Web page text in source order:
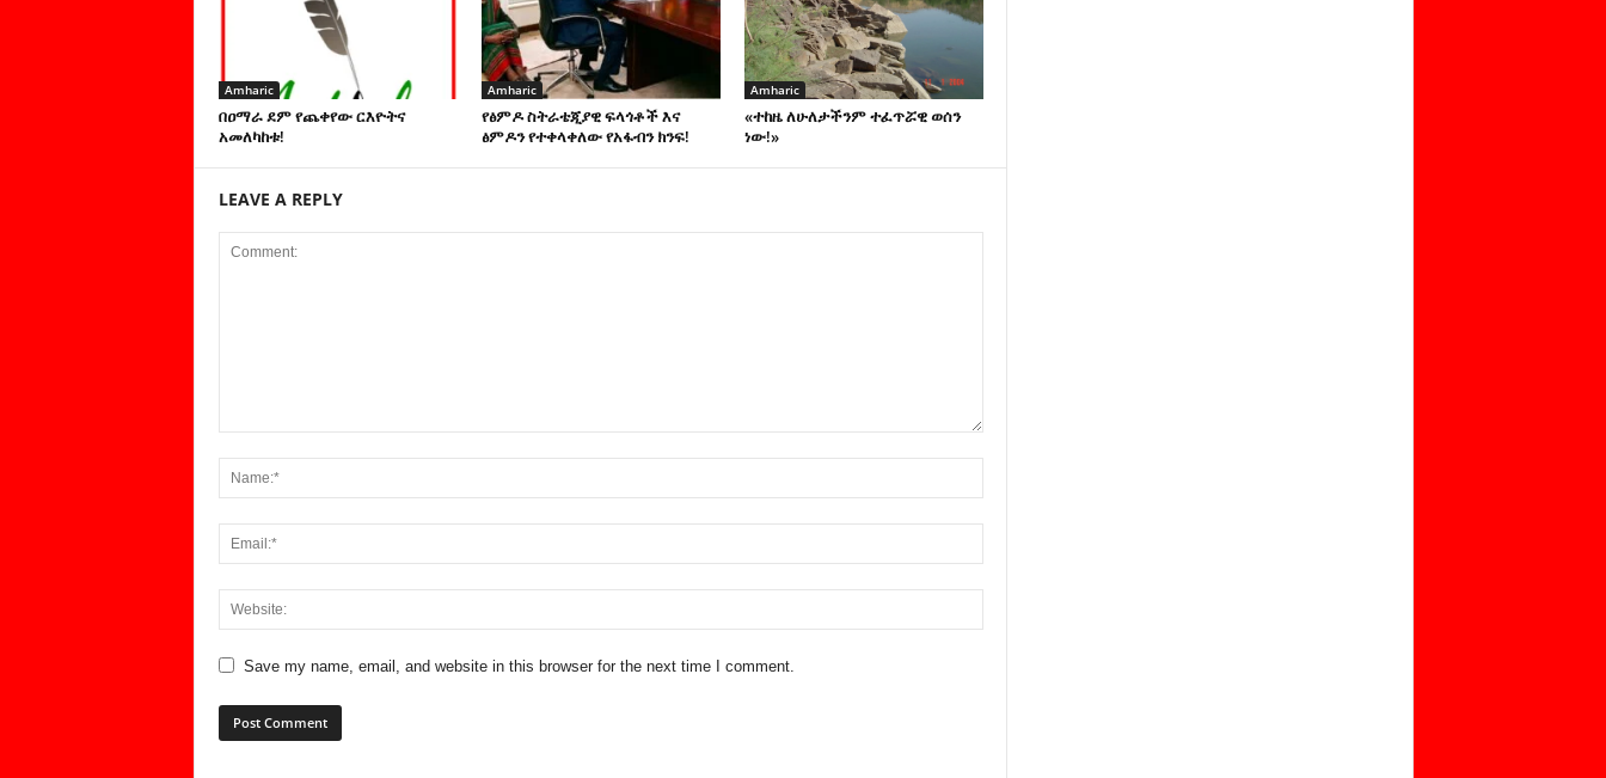
Amharic
በዐማራ ደም የጨቀየው ርእዮትና
አመለካከቱ!
Amharic
የፅምዶ ስትራቴጂያዊ ፍላጎቶች እና
ፅምዶን የተቀላቀለው የአፋብን ክንፍ!
Amharic
«ተከዜ ለሁለታችንም ተፈጥሯዊ ወሰን
ነው!»
LEAVE A REPLY
Save my name, email, and website in this browser for the next time I comment.